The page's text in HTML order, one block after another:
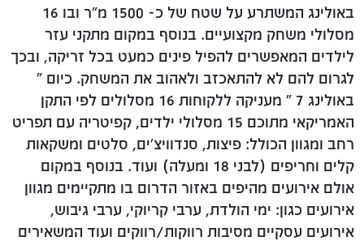
באולינג המשתרע על שטח של כ- 1500 מ"ר ובו 16
מסלולי משחק מקצועיים. בנוסף במקום מתקני עזר
לילדים המאפשרים להפיל פינים כמעט בכל זריקה, ובכך
לגרום להם לא להתאכזב ולאהוב את המשחק. כיום "
באולינג 7 " מעניקה ללקוחות 16 מסלולים לפי התקן
האמריקאי מתוכם 15 מסלולי ילדים, קפיטריה עם תפריט
רחב ומגוון הכולל: פיצות, סנדוויצ'ים, סלטים ומשקאות
קלים וחריפים (לבני 18 ומעלה) ועוד. בנוסף במקום
אולם אירועים מהיפים באזור הדרום בו מתקיימים מגוון
אירועים כגון: ימי הולדת, ערבי קריוקי, ערבי גיבוש,
אירועים עסקיים מסיבות רווקות/רווקים ועוד המשאירים